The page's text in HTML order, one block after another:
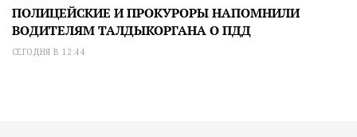
ПОЛИЦЕЙСКИЕ И ПРОКУРОРЫ НАПОМНИЛИ
ВОДИТЕЛЯМ ТАЛДЫКОРГАНА О ПДД
СЕГОДНЯ В 12:44